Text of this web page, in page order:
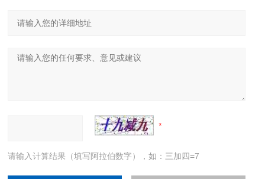
请输入计算结果（填写阿拉伯数字），如：三加四=7